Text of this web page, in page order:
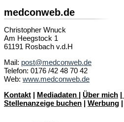
medconweb.de
Christopher Wnuck
Am Heegstock 1
61191 Rosbach v.d.H
Mail: post@medconweb.de
Telefon: 0176 /42 48 70 42
Web: www.medconweb.de
Kontakt | Mediadaten | Über mich |
Stellenanzeige buchen | Werbung |